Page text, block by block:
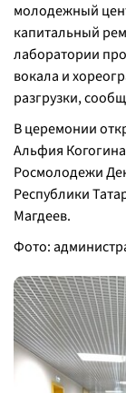
молодежный
капитальный
лаборатории
вокала и
разгрузки,
В церемонии
Альфия
Росмолодежи
Республики
Магдеев.
Фото: